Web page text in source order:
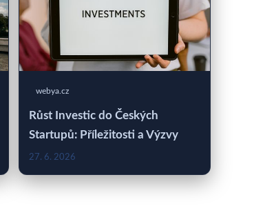
webya.cz
Růst Investic do Českých
Startupů: Příležitosti a Výzvy
27. 6. 2026